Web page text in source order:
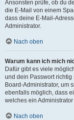
Ansonsten prüfe, ob du
die E-Mail von einem
dass deine E-Mail-
Administrator.
Nach oben
Warum kann ich mich
Dafür gibt es viele
und dein Passwort
Board-Administrator, um
ebenfalls möglich, dass
welches ein
Nach oben